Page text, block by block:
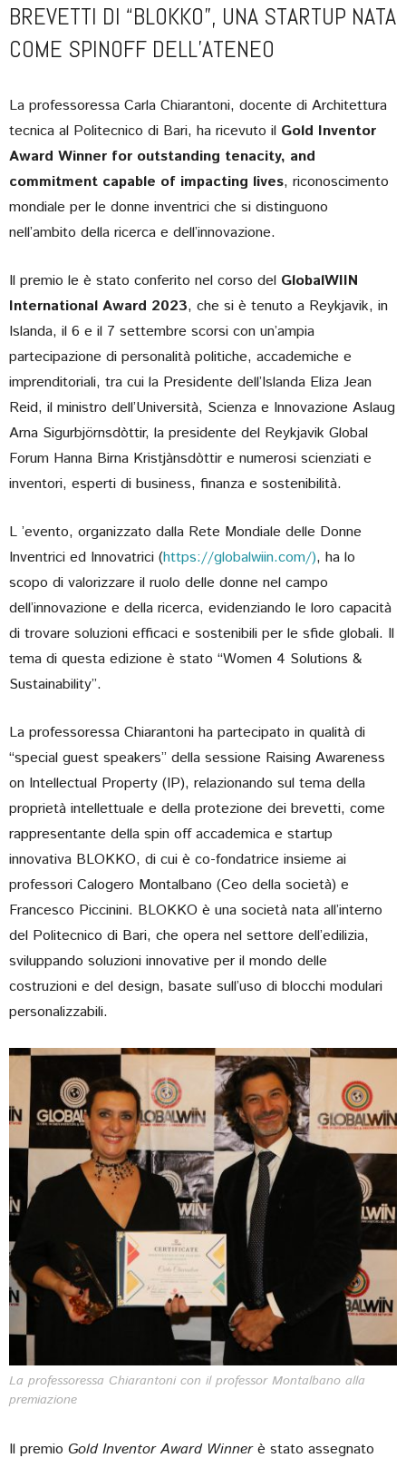
BREVETTI DI “BLOKKO”, UNA STARTUP NATA
COME SPINOFF DELL’ATENEO
La professoressa Carla Chiarantoni, docente di Architettura
tecnica al Politecnico di Bari, ha ricevuto il Gold Inventor
Award Winner for outstanding tenacity, and
commitment capable of impacting lives, riconoscimento
mondiale per le donne inventrici che si distinguono
nell’ambito della ricerca e dell’innovazione.
Il premio le è stato conferito nel corso del GlobalWIIN
International Award 2023, che si è tenuto a Reykjavik, in
Islanda, il 6 e il 7 settembre scorsi con un’ampia
partecipazione di personalità politiche, accademiche e
imprenditoriali, tra cui la Presidente dell’Islanda Eliza Jean
Reid, il ministro dell’Università, Scienza e Innovazione Aslaug
Arna Sigurbjörnsdòttir, la presidente del Reykjavik Global
Forum Hanna Birna Kristjànsdòttir e numerosi scienziati e
inventori, esperti di business, finanza e sostenibilità.
L ’evento, organizzato dalla Rete Mondiale delle Donne
Inventrici ed Innovatrici (https://globalwiin.com/), ha lo
scopo di valorizzare il ruolo delle donne nel campo
dell’innovazione e della ricerca, evidenziando le loro capacità
di trovare soluzioni efficaci e sostenibili per le sfide globali. Il
tema di questa edizione è stato “Women 4 Solutions &
Sustainability”.
La professoressa Chiarantoni ha partecipato in qualità di
“special guest speakers” della sessione Raising Awareness
on Intellectual Property (IP), relazionando sul tema della
proprietà intellettuale e della protezione dei brevetti, come
rappresentante della spin off accademica e startup
innovativa BLOKKO, di cui è co-fondatrice insieme ai
professori Calogero Montalbano (Ceo della società) e
Francesco Piccinini. BLOKKO è una società nata all’interno
del Politecnico di Bari, che opera nel settore dell’edilizia,
sviluppando soluzioni innovative per il mondo delle
costruzioni e del design, basate sull’uso di blocchi modulari
personalizzabili.
La professoressa Chiarantoni con il professor Montalbano alla
premiazione
Il premio Gold Inventor Award Winnerè stato assegnato